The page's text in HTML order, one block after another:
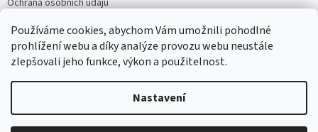
Používáme cookies, abychom Vám umožnili pohodlné
prohlížení webu a díky analýze provozu webu neustále
zlepšovali jeho funkce, výkon a použitelnost.
Nastavení
Ochrana osobních údajů
Doprava a platba
Vytvořil Shoptet